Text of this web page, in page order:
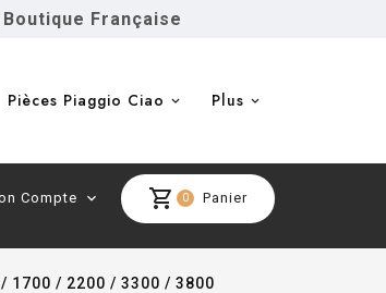
Française
Pièces Piaggio Ciao Plus
shopping_cart 0 Panier
Compte expand_more
1700 / 2200 / 3300 / 3800